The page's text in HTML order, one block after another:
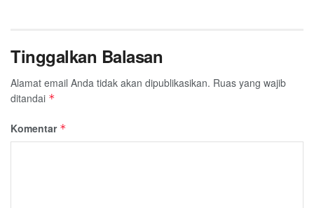
Tinggalkan Balasan
Alamat email Anda tidak akan dipublikasikan. Ruas yang wajib
ditandai *
Komentar *